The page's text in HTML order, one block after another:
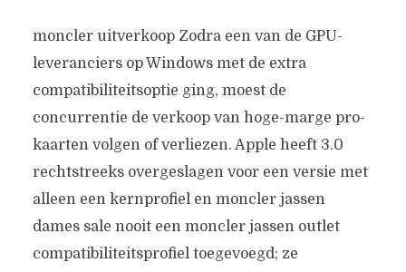
moncler uitverkoop Zodra een van de GPU-
leveranciers op Windows met de extra
compatibiliteitsoptie ging, moest de
concurrentie de verkoop van hoge-marge pro-
kaarten volgen of verliezen. Apple heeft 3.0
rechtstreeks overgeslagen voor een versie met
alleen een kernprofiel en moncler jassen
dames sale nooit een moncler jassen outlet
compatibiliteitsprofiel toegevoegd; ze